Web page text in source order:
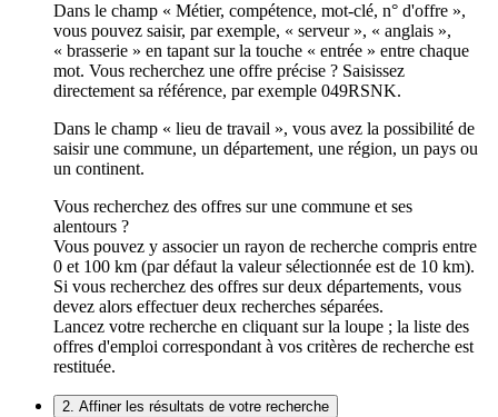
Dans le champ « Métier, compétence, mot-clé, n° d'offre »,
vous pouvez saisir, par exemple, « serveur », « anglais »,
« brasserie » en tapant sur la touche « entrée » entre chaque
mot. Vous recherchez une offre précise ? Saisissez
directement sa référence, par exemple 049RSNK.
Dans le champ « lieu de travail », vous avez la possibilité de
saisir une commune, un département, une région, un pays ou
un continent.
Vous recherchez des offres sur une commune et ses
alentours ?
Vous pouvez y associer un rayon de recherche compris entre
0 et 100 km (par défaut la valeur sélectionnée est de 10 km).
Si vous recherchez des offres sur deux départements, vous
devez alors effectuer deux recherches séparées.
Lancez votre recherche en cliquant sur la loupe ; la liste des
offres d'emploi correspondant à vos critères de recherche est
restituée.
2. Affiner les résultats de votre recherche